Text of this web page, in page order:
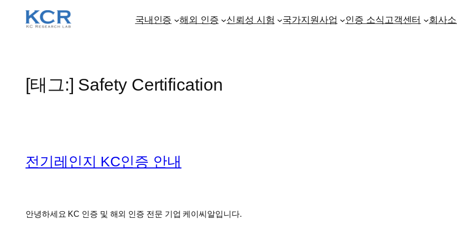
국내인증 해외 인증 신뢰성 시험 국가지원사업 인증 소식고객센터 회사
[태그:] Safety Certification
전기레인지 KC인증 안내
안녕하세요 KC 인증 및 해외 인증 전문 기업 케이씨알입니다.